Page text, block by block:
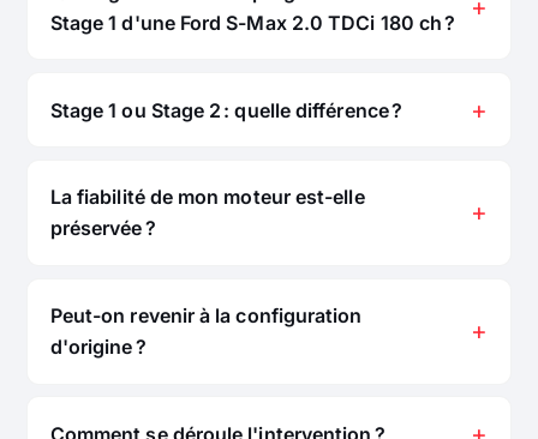
Stage 1 d'une Ford S-Max 2.0 TDCi 180 ch ?
Stage 1 ou Stage 2 : quelle différence ?
La fiabilité de mon moteur est-elle
préservée ?
Peut-on revenir à la configuration
d'origine ?
Comment se déroule l'intervention ?